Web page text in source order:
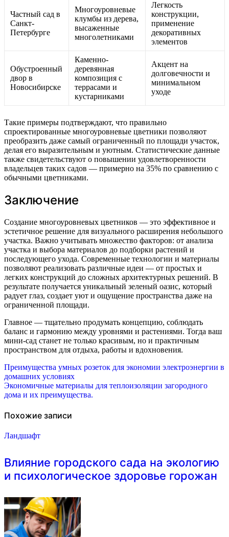
Частный сад в
Санкт-
Петербурге
Многоуровневые
клумбы из дерева,
высаженные
многолетниками
Легкость
конструкции,
применение
декоративных
элементов
Обустроенный
двор в
Новосибирске
Каменно-
деревянная
композиция с
террасами и
кустарниками
Акцент на
долговечности и
минимальном
уходе
Такие примеры подтверждают, что правильно
спроектированные многоуровневые цветники позволяют
преобразить даже самый ограниченный по площади участок,
делая его выразительным и уютным. Статистические данные
также свидетельствуют о повышении удовлетворенности
владельцев таких садов — примерно на 35% по сравнению с
обычными цветниками.
Заключение
Создание многоуровневых цветников — это эффективное и
эстетичное решение для визуального расширения небольшого
участка. Важно учитывать множество факторов: от анализа
участка и выбора материалов до подборки растений и
последующего ухода. Современные технологии и материалы
позволяют реализовать различные идеи — от простых и
легких конструкций до сложных архитектурных решений. В
результате получается уникальный зеленый оазис, который
радует глаз, создает уют и ощущение пространства даже на
ограниченной площади.
Главное — тщательно продумать концепцию, соблюдать
баланс и гармонию между уровнями и растениями. Тогда ваш
мини-сад станет не только красивым, но и практичным
пространством для отдыха, работы и вдохновения.
Навигация
по
записям
Преимущества умных розеток для экономии электроэнергии в
домашних условиях
Экономичные материалы для теплоизоляции загородного
дома и их преимущества.
Похожие записи
Ландшафт
Влияние городского сада на экологию
и психологическое здоровье горожан